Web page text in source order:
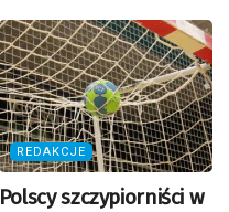
REDAKCJE
Polscy szczypiorniści w